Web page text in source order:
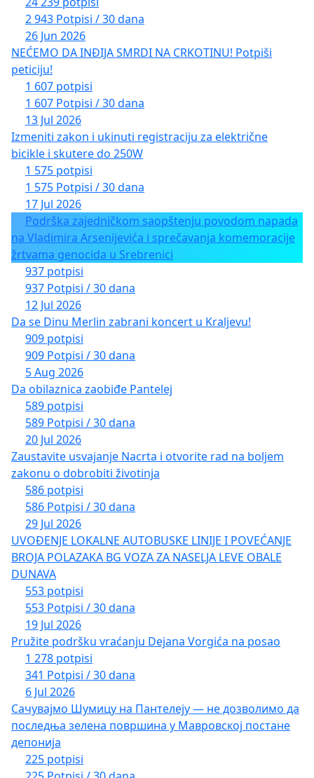
2 943 Potpisi / 30 dana
26 Jun 2026
NEĆEMO DA INĐIJA SMRDI NA CRKOTINU! Potpiši
peticiju!
1 607 potpisi
1 607 Potpisi / 30 dana
13 Jul 2026
Izmeniti zakon i ukinuti registraciju za električne
bicikle i skutere do 250W
1 575 potpisi
1 575 Potpisi / 30 dana
17 Jul 2026
Podrška zajedničkom saopštenju povodom napada
na Vladimira Arsenijevića i sprečavanja komemoracije
žrtvama genocida u Srebrenici
937 potpisi
937 Potpisi / 30 dana
12 Jul 2026
Da se Dinu Merlin zabrani koncert u Kraljevu!
909 potpisi
909 Potpisi / 30 dana
5 Aug 2026
Da obilaznica zaobiđe Pantelej
589 potpisi
589 Potpisi / 30 dana
20 Jul 2026
Zaustavite usvajanje Nacrta i otvorite rad na boljem
zakonu o dobrobiti životinja
586 potpisi
586 Potpisi / 30 dana
29 Jul 2026
UVOĐENJE LOKALNE AUTOBUSKE LINIJE I POVEĆANJE
BROJA POLAZAKA BG VOZA ZA NASELJA LEVE OBALE
DUNAVA
553 potpisi
553 Potpisi / 30 dana
19 Jul 2026
Pružite podršku vraćanju Dejana Vorgića na posao
1 278 potpisi
341 Potpisi / 30 dana
6 Jul 2026
Сачувајмо Шумицу на Пантелеју — не дозволимо да
последња зелена површина у Мавровској постане
депонија
225 potpisi